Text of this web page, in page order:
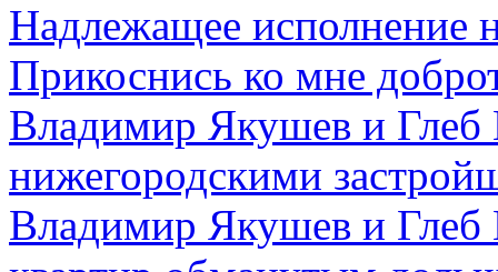
Надлежащее исполнение
Прикоснись ко мне
Владимир Якушев и Глеб
нижегородскими
Владимир Якушев и Глеб